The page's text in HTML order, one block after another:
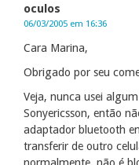
oculos
06/03/2005 em 16:36
Cara Marina,
Obrigado por seu
Veja, nunca usei
Sonyericsson, então
adaptador bluetooth
transferir de outro
normalmente, não é